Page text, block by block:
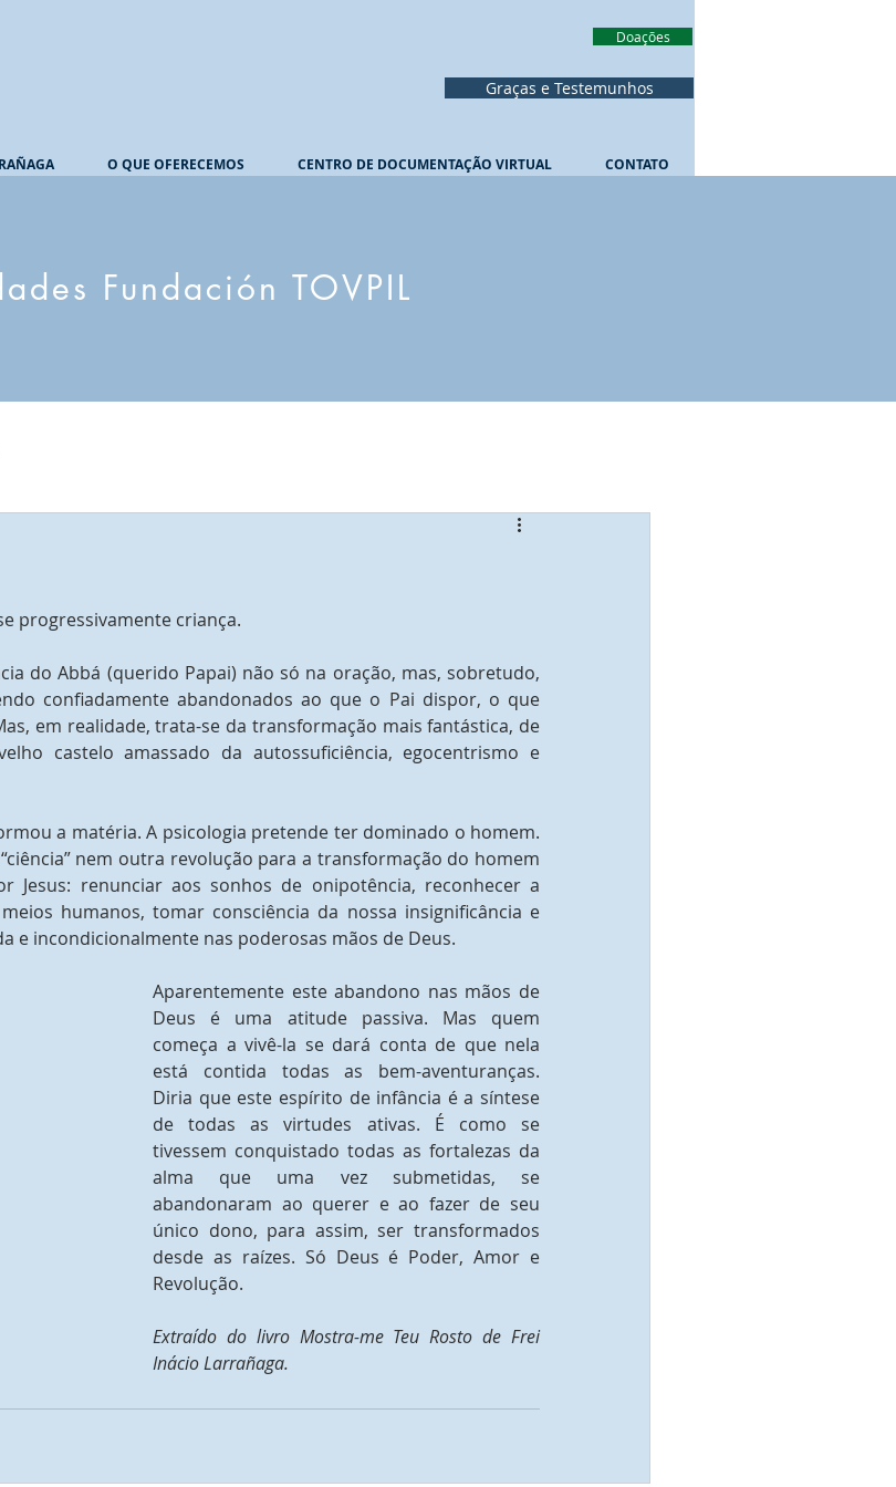
Doações
Graças e Testemunhos
O QUE OFERECEMOS CENTRO DE DOCUMENTAÇÃO VIRTUAL CONTATO
Fundación TOVPIL
progressivamente criança.
do Abbá (querido Papai) não só na oração, mas, sobretudo,
confiadamente abandonados ao que o Pai dispor, o que
em realidade, trata-se da transformação mais fantástica, de
castelo amassado da autossuficiência, egocentrismo e
a matéria. A psicologia pretende ter dominado o homem.
nem outra revolução para a transformação do homem
Jesus: renunciar aos sonhos de onipotência, reconhecer a
humanos, tomar consciência da nossa insignificância e
e incondicionalmente nas poderosas mãos de Deus.
Aparentemente este abandono nas mãos de
Deus é uma atitude passiva. Mas quem
começa a vivê-la se dará conta de que nela
está contida todas as bem-aventuranças.
Diria que este espírito de infância é a síntese
de todas as virtudes ativas. É como se
tivessem conquistado todas as fortalezas da
alma que uma vez submetidas, se
abandonaram ao querer e ao fazer de seu
único dono, para assim, ser transformados
desde as raízes. Só Deus é Poder, Amor e
Revolução.
Extraído do livro Mostra-me Teu Rosto de Frei
Inácio Larrañaga.